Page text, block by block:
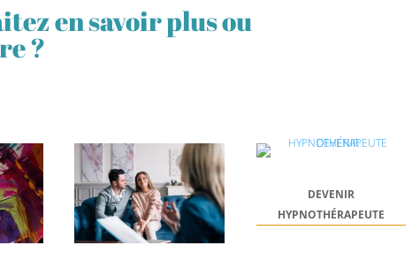
en savoir plus ou
?
DEVENIR
HYPNOTHÉRAPEUTE